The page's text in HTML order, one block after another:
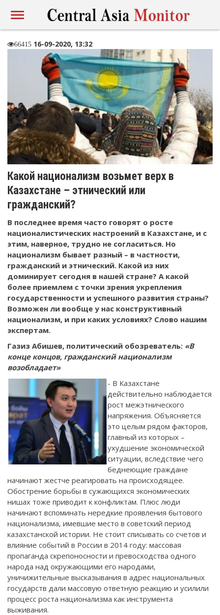
66415 16-09-2020, 13:32
Какой национализм возьмет верх в
Казахстане – этнический или
гражданский?
В последнее время часто говорят о росте
националистических настроений в Казахстане, и с
этим, наверное, трудно не согласиться. Но
национализм бывает разный – в частности,
гражданский и этнический. Какой из них
доминирует сегодня в нашей стране? А какой
более приемлем с точки зрения укрепления
государственности и успешного развития страны?
Возможен ли вообще у нас конструктивный
национализм, и при каких условиях? Слово нашим
экспертам.
Газиз Абишев, политический обозреватель: «В
конце концов, гражданский национализм
возобладает»
- В Казахстане
действительно наблюдается
рост межэтнического
напряжения. Объясняется
это целым рядом факторов,
главный из которых –
ухудшение экономической
ситуации, вследствие чего
беднеющие граждане
начинают жестче реагировать на происходящее.
Обострение борьбы в сужающихся экономических
нишах тоже приводит к конфликтам. Плюс люди
начинают вспоминать нередкие проявления бытового
национализма, имевшие место в советский период
казахстанской истории. Не стоит списывать со счетов и
влияние событий в России в 2014 году: массовая
пропаганда скрепоносности и превосходства одного
народа над окружающими его народами,
уничижительные высказывания в адрес национальных
государств дали массовую ответную реакцию и усилили
процесс роста национализма как инструмента
выживания.